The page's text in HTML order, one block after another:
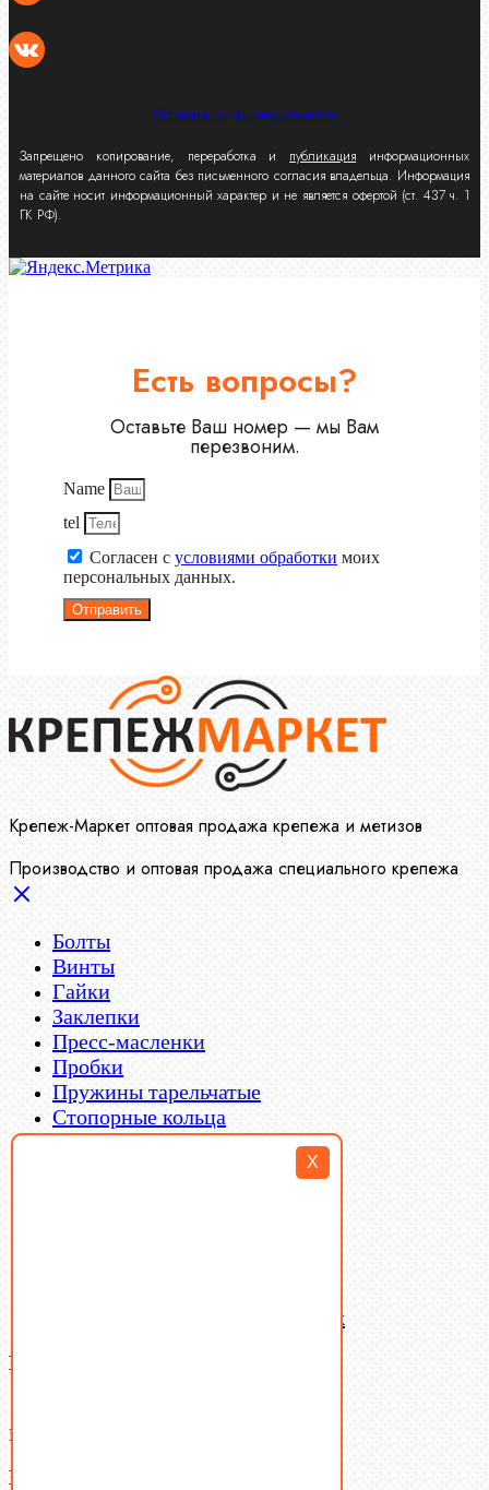
X
Политика конфиденциальности
Запрещено копирование, переработка и публикация информационных
материалов данного сайта без письменного согласия владельца. Информация
на сайте носит информационный характер и не является офертой (ст. 437 ч. 1
ГК РФ).
Есть вопросы?
Оставьте Ваш номер — мы Вам
перезвоним.
Name
tel
Согласен с условиями обработки моих
персональных данных.
Отправить
Крепеж-Маркет оптовая продажа крепежа и метизов
Производство и оптовая продажа специального крепежа
Болты
Винты
Гайки
Заклепки
Пресс-масленки
Пробки
Пружины тарельчатые
Стопорные кольца
Такелаж
Латунный и бронзовый крепеж
Ваша корзина
В корзине нет товаров.
Поиск